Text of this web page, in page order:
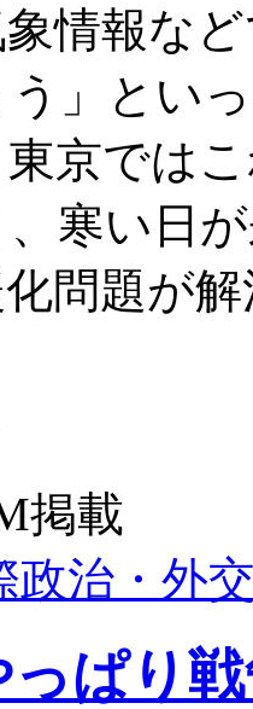
情報な
」とい
京では
寒い日
問題が
掲載
政治・外
っぱり